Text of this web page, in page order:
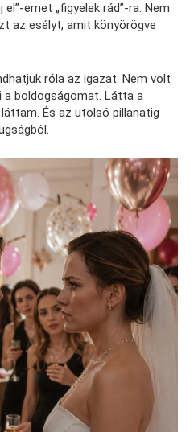
emet „figyelek rád”-ra. Nem
az esélyt, amit könyörögve
róla az igazat. Nem volt
a boldogságomat. Látta a
És az utolsó pillanatig